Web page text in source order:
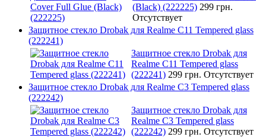
(Black) (222225) 299 грн.
Отсутствует
Защитное стекло Drobak для Realme C11 Tempered glass
(222241)
Защитное стекло Drobak для
Realme C11 Tempered glass
(222241) 299 грн. Отсутствует
Защитное стекло Drobak для Realme C3 Tempered glass
(222242)
Защитное стекло Drobak для
Realme C3 Tempered glass
(222242) 299 грн. Отсутствует